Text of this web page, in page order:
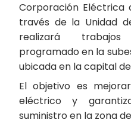
Corporación Eléctrica
través de la Unidad
realizará
programado en la
ubicada en la capital
El objetivo es
eléctrico y
suministro en la zona